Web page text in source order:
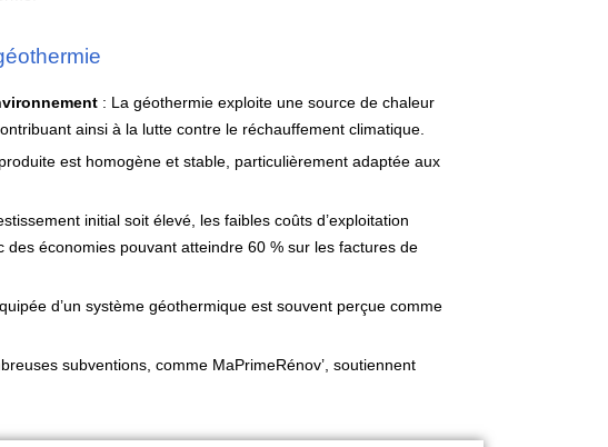
: La géothermie exploite une source de chaleur
ainsi à la lutte contre le réchauffement climatique.
est homogène et stable, particulièrement adaptée aux
initial soit élevé, les faibles coûts d’exploitation
économies pouvant atteindre 60 % sur les factures de
d’un système géothermique est souvent perçue comme
subventions, comme MaPrimeRénov’, soutiennent